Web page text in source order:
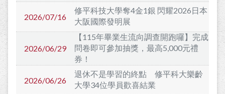
2026/07/16
修平科技大學奪4金1銀 閃耀2026日本
大阪國際發明展
2026/06/29
【115年畢業生流向調查開跑囉】完成
問卷即可參加抽獎，最高5,000元禮
券！
2026/06/26
退休不是學習的終點 修平科大樂齡
大學34位學員歡喜結業